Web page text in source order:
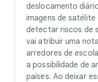
deslocamento
imagens de
detectar riscos de
vai atribuir uma
arredores de
a possibilidade de
países. Ao deixar